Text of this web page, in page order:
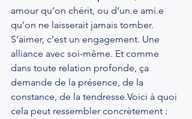
amour qu’on chérit, ou d’un.e ami.e
qu’on ne laisserait jamais tomber.
S’aimer, c’est un engagement. Une
alliance avec soi-même. Et comme
dans toute relation profonde, ça
demande de la présence, de la
constance, de la tendresse.Voici à quoi
cela peut ressembler concrètement :